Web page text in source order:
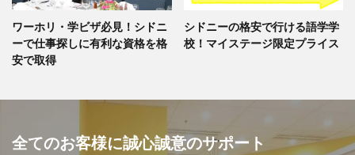
ワーホリ・学ビザ必見！シドニ
ーで仕事探しに有利な資格を格
安で取得
シドニーの格安で行ける語学学
校！マイステージ限定プライス
全てのお客様に誠心誠意のサポート